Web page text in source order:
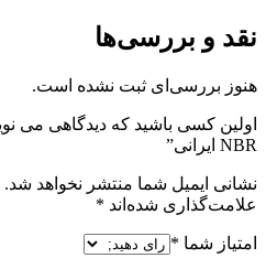
نقد و بررسی‌ها
هنوز بررسی‌ای ثبت نشده است.
NBR ایرانی”
نشانی ایمیل شما منتشر نخواهد شد.
علامت‌گذاری شده‌اند *
امتیاز شما *